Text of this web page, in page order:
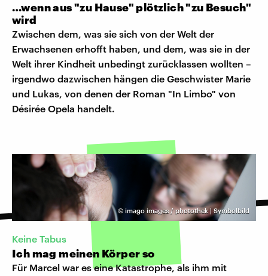
…wenn aus "zu Hause" plötzlich "zu Besuch"
wird
Zwischen dem, was sie sich von der Welt der
Erwachsenen erhofft haben, und dem, was sie in der
Welt ihrer Kindheit unbedingt zurücklassen wollten –
irgendwo dazwischen hängen die Geschwister Marie
und Lukas, von denen der Roman "In Limbo" von
Désirée Opela handelt.
© imago images / photothek | Symbolbild
Keine Tabus
Ich mag meinen Körper so
Für Marcel war es eine Katastrophe, als ihm mit